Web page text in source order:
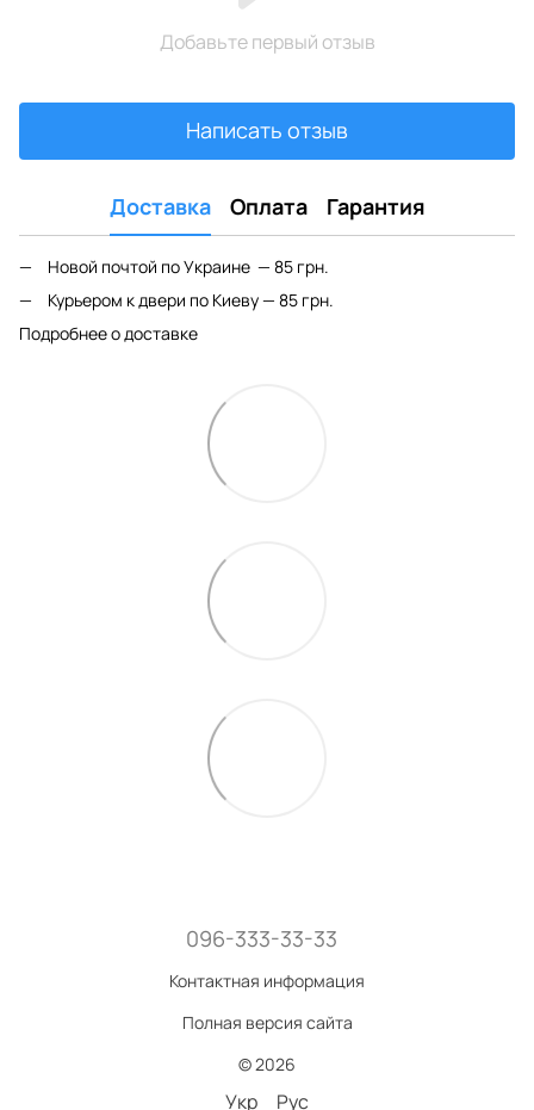
Добавьте первый отзыв
Написать отзыв
Доставка Оплата Гарантия
Новой почтой по Украине — 85 грн.
Курьером к двери по Киеву — 85 грн.
Подробнее о доставке
096-333-33-33
Контактная информация
Полная версия сайта
© 2026
Укр Рус